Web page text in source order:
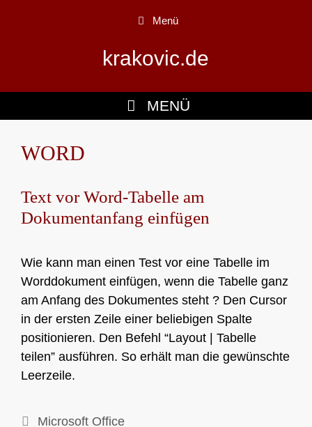
Menü
krakovic.de
MENÜ
WORD
Text vor Word-Tabelle am
Dokumentanfang einfügen
Wie kann man einen Test vor eine Tabelle im
Worddokument einfügen, wenn die Tabelle ganz
am Anfang des Dokumentes steht ? Den Cursor
in der ersten Zeile einer beliebigen Spalte
positionieren. Den Befehl “Layout | Tabelle
teilen” ausführen. So erhält man die gewünschte
Leerzeile.
Kategorien
Microsoft Office